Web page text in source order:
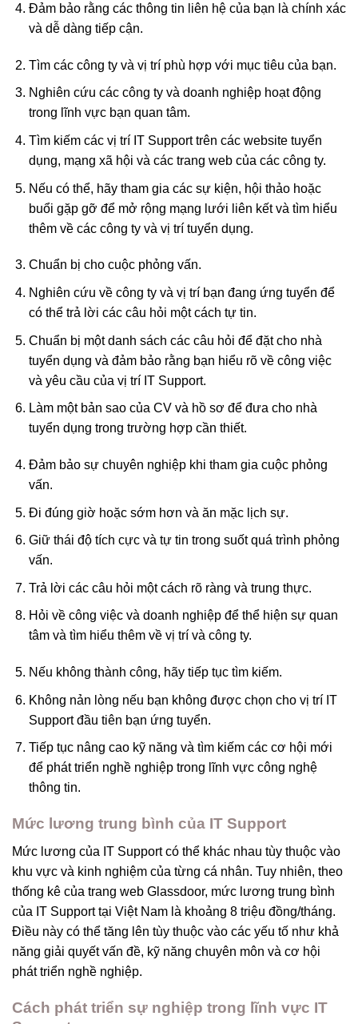
Đảm bảo rằng các thông tin liên hệ của bạn là chính xác
và dễ dàng tiếp cận.
Tìm các công ty và vị trí phù hợp với mục tiêu của bạn.
Nghiên cứu các công ty và doanh nghiệp hoạt động
trong lĩnh vực bạn quan tâm.
Tìm kiếm các vị trí IT Support trên các website tuyển
dụng, mạng xã hội và các trang web của các công ty.
Nếu có thể, hãy tham gia các sự kiện, hội thảo hoặc
buổi gặp gỡ để mở rộng mạng lưới liên kết và tìm hiểu
thêm về các công ty và vị trí tuyển dụng.
Chuẩn bị cho cuộc phỏng vấn.
Nghiên cứu về công ty và vị trí bạn đang ứng tuyển để
có thể trả lời các câu hỏi một cách tự tin.
Chuẩn bị một danh sách các câu hỏi để đặt cho nhà
tuyển dụng và đảm bảo rằng bạn hiểu rõ về công việc
và yêu cầu của vị trí IT Support.
Làm một bản sao của CV và hồ sơ để đưa cho nhà
tuyển dụng trong trường hợp cần thiết.
Đảm bảo sự chuyên nghiệp khi tham gia cuộc phỏng
vấn.
Đi đúng giờ hoặc sớm hơn và ăn mặc lịch sự.
Giữ thái độ tích cực và tự tin trong suốt quá trình phỏng
vấn.
Trả lời các câu hỏi một cách rõ ràng và trung thực.
Hỏi về công việc và doanh nghiệp để thể hiện sự quan
tâm và tìm hiểu thêm về vị trí và công ty.
Nếu không thành công, hãy tiếp tục tìm kiếm.
Không nản lòng nếu bạn không được chọn cho vị trí IT
Support đầu tiên bạn ứng tuyển.
Tiếp tục nâng cao kỹ năng và tìm kiếm các cơ hội mới
để phát triển nghề nghiệp trong lĩnh vực công nghệ
thông tin.
Mức lương trung bình của IT Support
Mức lương của IT Support có thể khác nhau tùy thuộc vào
khu vực và kinh nghiệm của từng cá nhân. Tuy nhiên, theo
thống kê của trang web Glassdoor, mức lương trung bình
của IT Support tại Việt Nam là khoảng 8 triệu đồng/tháng.
Điều này có thể tăng lên tùy thuộc vào các yếu tố như khả
năng giải quyết vấn đề, kỹ năng chuyên môn và cơ hội
phát triển nghề nghiệp.
Cách phát triển sự nghiệp trong lĩnh vực IT